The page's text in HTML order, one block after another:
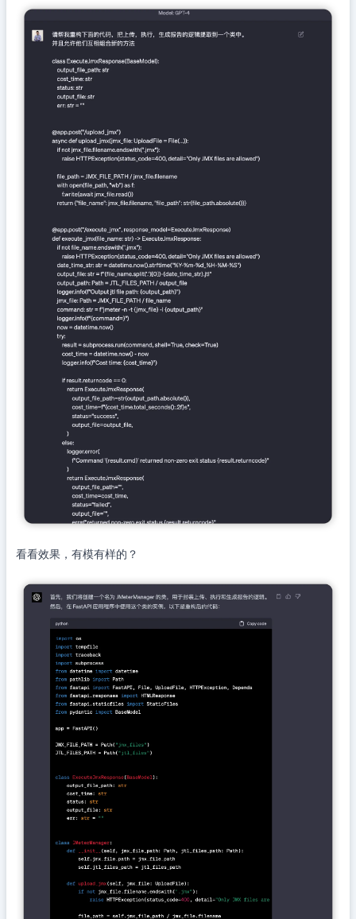
看看效果，有模有样的？